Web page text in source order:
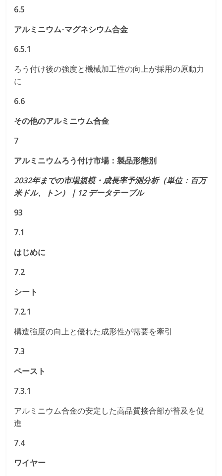
6.5
アルミニウム-マグネシウム合金
6.5.1
ろう付け後の強度と機械加工性の向上が採用の原動力
に
6.6
その他のアルミニウム合金
7
アルミニウムろう付け市場：製品形態別
2032年までの市場規模・成長率予測分析（単位：百万
米ドル、トン）｜12 データテーブル
93
7.1
はじめに
7.2
シート
7.2.1
構造強度の向上と優れた成形性が需要を牽引
7.3
ペースト
7.3.1
アルミニウム合金の安定した高品質接合部が普及を促
進
7.4
ワイヤー